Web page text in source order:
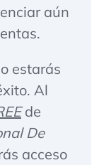
aún
estarás
Al
de
De
acceso